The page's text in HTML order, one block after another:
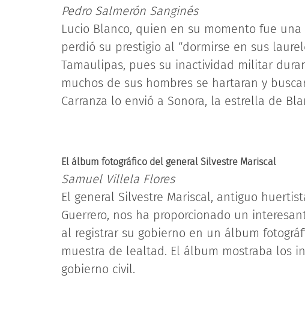
Pedro Salmerón Sanginés
Lucio Blanco, quien en su momento fue
perdió su prestigio al “dormirse en sus
Tamaulipas, pues su inactividad militar
muchos de sus hombres se hartaran y
Carranza lo envió a Sonora, la estrella de
El álbum fotográfico del general Silvestre Mariscal
Samuel Villela Flores
El general Silvestre Mariscal, antiguo
Guerrero, nos ha proporcionado un
al registrar su gobierno en un álbum
muestra de lealtad. El álbum mostraba los
gobierno civil.